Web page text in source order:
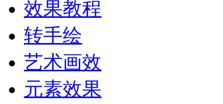
效果教程
转手绘
艺术画效
元素效果